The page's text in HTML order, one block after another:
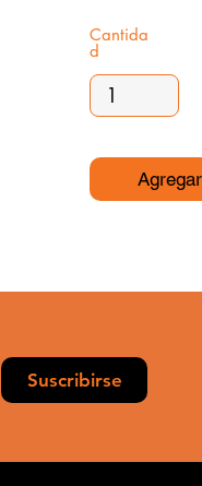
Cantida
d
Suscribirse